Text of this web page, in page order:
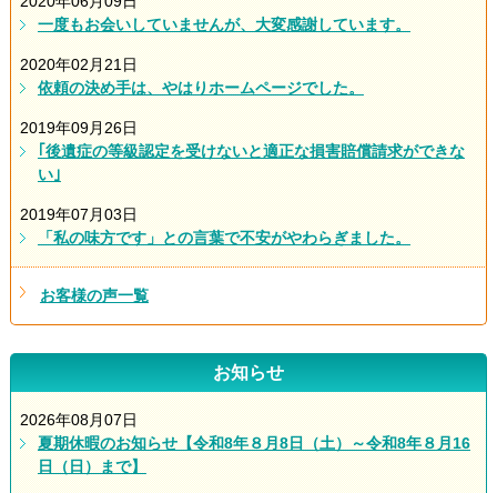
一度もお会いしていませんが、大変感謝しています。
2020年02月21日
依頼の決め手は、やはりホームページでした。
2019年09月26日
｢後遺症の等級認定を受けないと適正な損害賠償請求ができな
い｣
2019年07月03日
「私の味方です」との言葉で不安がやわらぎました。
お客様の声一覧
お知らせ
2026年08月07日
夏期休暇のお知らせ【令和8年８月8日（土）～令和8年８月16
日（日）まで】